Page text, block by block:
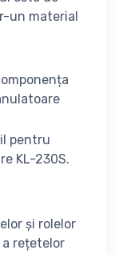
un material
pentru
KL-230S.
și rolelor
rețetelor